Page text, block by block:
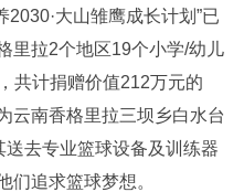
大山雏鹰成长计划”已
里拉2个地区19个小学/幼儿
共计捐赠价值212万元的
云南香格里拉三坝乡白水台
送去专业篮球设备及训练器
们追求篮球梦想。